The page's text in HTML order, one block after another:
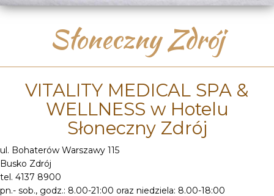
Słoneczny Zdrój
VITALITY MEDICAL SPA &
WELLNESS w Hotelu
Słoneczny Zdrój
ul. Bohaterów Warszawy 115
Busko Zdrój
tel. 4137 8900
pn.- sob., godz.: 8.00-21:00 oraz niedziela: 8.00-18:00